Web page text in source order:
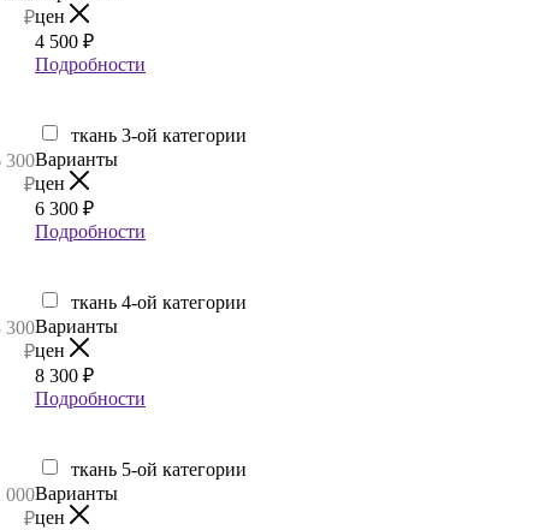
₽цен
4 500 ₽
Подробности
ткань 3-ой категории
300
₽
Варианты
цен
6 300 ₽
Подробности
ткань 4-ой категории
300
₽
Варианты
цен
8 300 ₽
Подробности
ткань 5-ой категории
000
₽
Варианты
цен